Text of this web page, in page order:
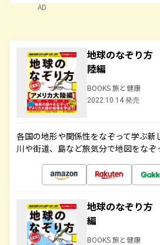
AD
地球のなぞり
陸編
BOOKS 旅と健康
2022.10.14 発売
各国の地形や関係性をなぞって学ぶ新
川や街道、島など旅気分で地図をなぞ
地球のなぞり
編
BOOKS 旅と健康